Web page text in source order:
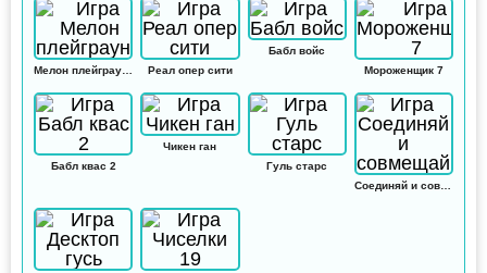
Реал опер сити
Бабл войс
Мороженщик 7
Бабл квас 2
Чикен ган
Гуль старс
Соединяй и совмещай